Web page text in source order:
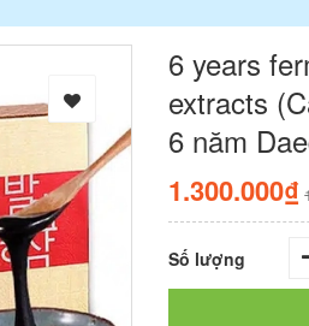
6 years
extracts
6 năm
1.300.000₫
Số lượng